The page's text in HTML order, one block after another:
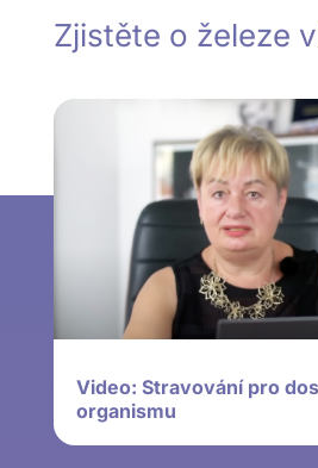
Zjistěte o železe
Video: Stravování pro
organismu